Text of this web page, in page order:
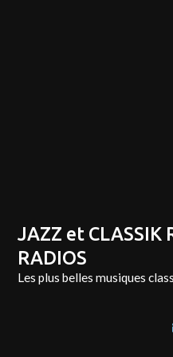
JAZZ et CLASSIK
RADIOS
Les plus belles musiques